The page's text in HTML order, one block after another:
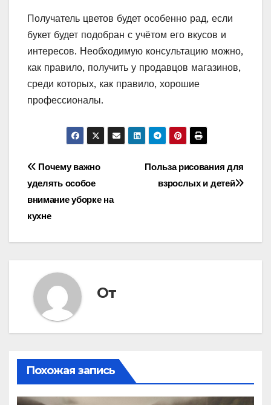
Получатель цветов будет особенно рад, если
букет будет подобран с учётом его вкусов и
интересов. Необходимую консультацию можно,
как правило, получить у продавцов магазинов,
среди которых, как правило, хорошие
профессионалы.
Навигация
по
записям
Польза рисования для
взрослых и детей
Почему важно
уделять особое
внимание уборке на
кухне
От
Похожая запись